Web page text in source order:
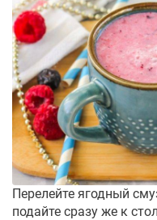
Перелейте ягодный
подайте сразу же к